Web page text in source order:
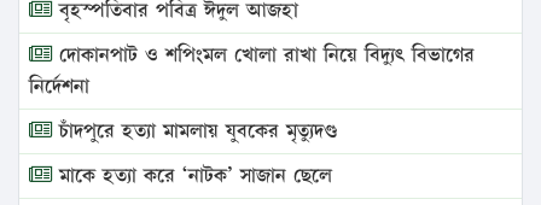
বৃহস্পতিবার পবিত্র ঈদুল আজহা
দোকানপাট ও শপিংমল খোলা রাখা নিয়ে বিদ্যুৎ বিভাগের
নির্দেশনা
চাঁদপুরে হত্যা মামলায় যুবকের মৃত্যুদণ্ড
মাকে হত্যা করে ‘নাটক’ সাজান ছেলে